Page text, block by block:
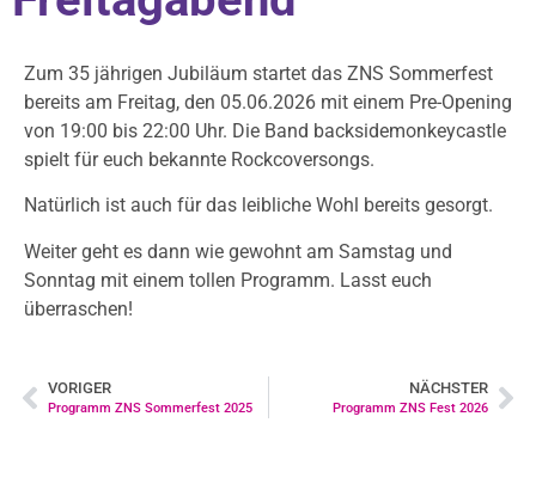
Zum 35 jährigen Jubiläum startet das ZNS Sommerfest
bereits am Freitag, den 05.06.2026 mit einem Pre-Opening
von 19:00 bis 22:00 Uhr. Die Band backsidemonkeycastle
spielt für euch bekannte Rockcoversongs.
Natürlich ist auch für das leibliche Wohl bereits gesorgt.
Weiter geht es dann wie gewohnt am Samstag und
Sonntag mit einem tollen Programm. Lasst euch
überraschen!
VORIGER
Programm ZNS Sommerfest 2025
NÄCHSTER
Programm ZNS Fest 2026